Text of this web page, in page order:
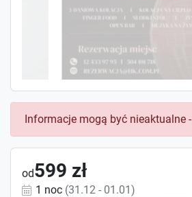
Informacje mogą być nieaktualne -
od599 zł
1 noc (31.12 - 01.01)